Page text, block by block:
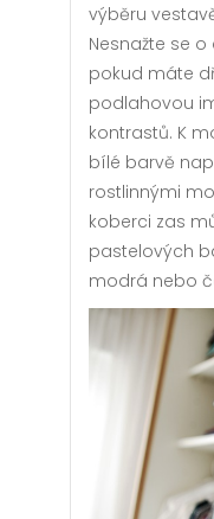
výběru
Nesnažte se
pokud máte
podlahovou
kontrastů. K
bílé barvě
rostlinnými
koberci zas
pastelových
modrá nebo